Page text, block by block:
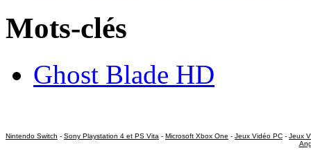
Mots-clés
Ghost Blade HD
Nintendo Switch - Sony Playstation 4 et PS Vita - Microsoft Xbox One - Jeux Vidéo PC - Jeux